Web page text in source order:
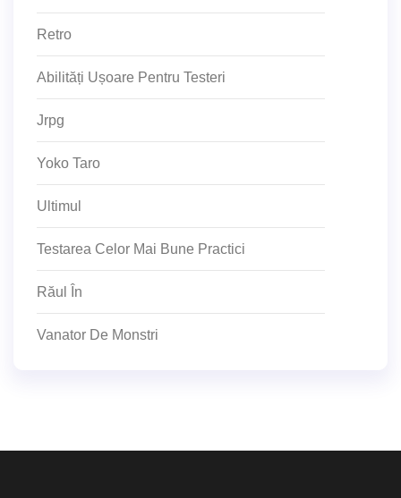
Retro
Abilități Ușoare Pentru Testeri
Jrpg
Yoko Taro
Ultimul
Testarea Celor Mai Bune Practici
Răul În
Vanator De Monstri